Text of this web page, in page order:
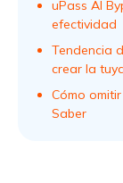
uPass AI
efectividad
Tendencia
crear la
Cómo
Saber